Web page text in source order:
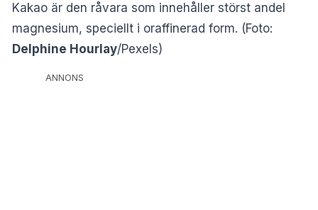
Kakao är den råvara som innehåller störst andel
magnesium, speciellt i oraffinerad form. (Foto:
Delphine Hourlay/Pexels)
ANNONS